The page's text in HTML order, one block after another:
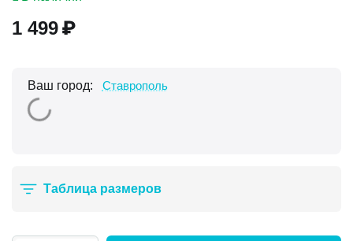
1 499₽
Ваш город: Ставрополь
Таблица размеров